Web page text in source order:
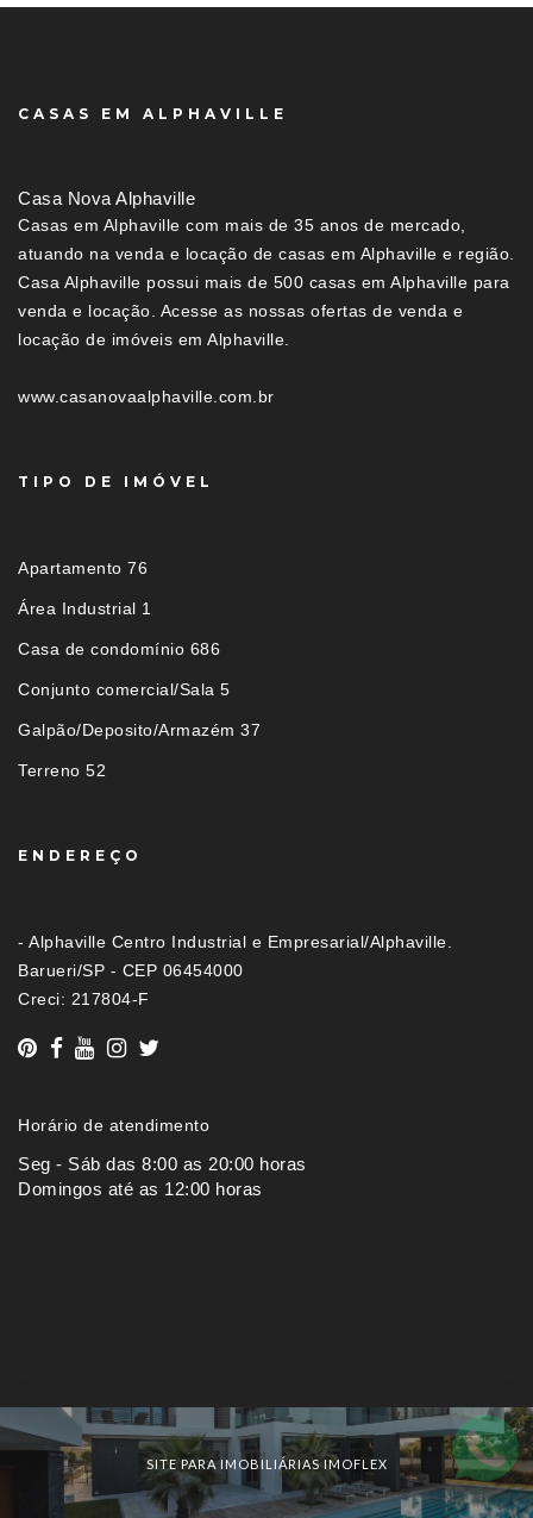
CASAS EM ALPHAVILLE
Casa Nova Alphaville
Casas em Alphaville com mais de 35 anos de mercado,
atuando na venda e locação de casas em Alphaville e região.
Casa Alphaville possui mais de 500 casas em Alphaville para
venda e locação. Acesse as nossas ofertas de venda e
locação de imóveis em Alphaville.
www.casanovaalphaville.com.br
TIPO DE IMÓVEL
Apartamento 76
Área Industrial 1
Casa de condomínio 686
Conjunto comercial/Sala 5
Galpão/Deposito/Armazém 37
Terreno 52
ENDEREÇO
- Alphaville Centro Industrial e Empresarial/Alphaville.
Barueri/SP - CEP 06454000
Creci: 217804-F
Horário de atendimento
Seg - Sáb das 8:00 as 20:00 horas
Domingos até as 12:00 horas
SITE PARA IMOBILIÁRIAS IMOFLEX